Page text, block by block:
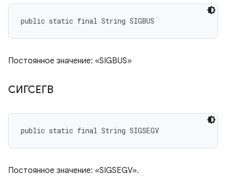
public static final String SIGBUS
Постоянное значение: «SIGBUS»
СИГСЕГВ
public static final String SIGSEGV
Постоянное значение: «SIGSEGV».